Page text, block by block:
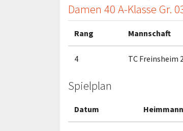
Damen 40 A-Klasse Gr.
Rang Mannschaft
4 TC Freinsheim
Spielplan
Datum